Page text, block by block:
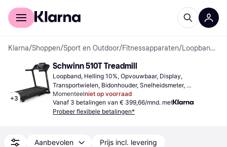
Voor shoppers
Klarna/Shoppen/Sport en Outdoor/Fitnessapparaten/ Loopbanden
+3
Schwinn 510T Treadmill
Loopband, Helling 10%, Opvouwbaar, Display,
Transportwielen, Bidonhouder, Snelheidsmeter,
Caloriemeter, Bluetooth, Luidsprekers, Ventilator, USB
Momenteelniet op voorraad
Vanaf 3 betalingen van € 399,66/mnd. met
Probeer flexibele betalingen*
Aanbevolen Prijs incl. levering